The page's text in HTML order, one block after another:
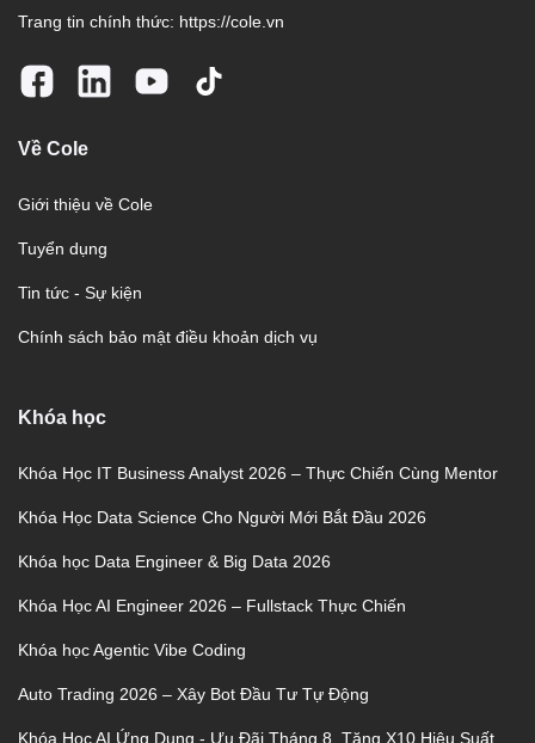
Trang tin chính thức: https://cole.vn
Về Cole
Giới thiệu về Cole
Tuyển dụng
Tin tức - Sự kiện
Chính sách bảo mật điều khoản dịch vụ
Khóa học
Khóa Học IT Business Analyst 2026 – Thực Chiến Cùng Mentor
Khóa Học Data Science Cho Người Mới Bắt Đầu 2026
Khóa học Data Engineer & Big Data 2026
Khóa Học AI Engineer 2026 – Fullstack Thực Chiến
Khóa học Agentic Vibe Coding
Auto Trading 2026 – Xây Bot Đầu Tư Tự Động
Khóa Học AI Ứng Dụng - Ưu Đãi Tháng 8, Tăng X10 Hiệu Suất